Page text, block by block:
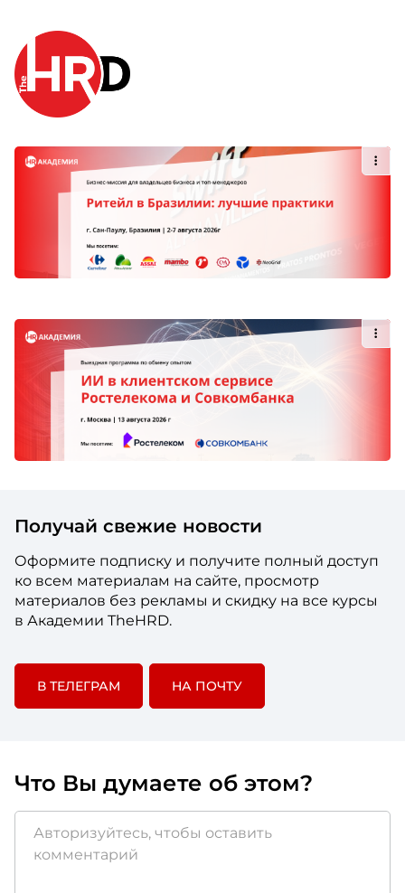
Получай свежие новости
Оформите подписку и получите полный доступ
ко всем материалам на сайте, просмотр
материалов без рекламы и скидку на все курсы
в Академии TheHRD.
В ТЕЛЕГРАМ НА ПОЧТУ
Что Вы думаете об этом?